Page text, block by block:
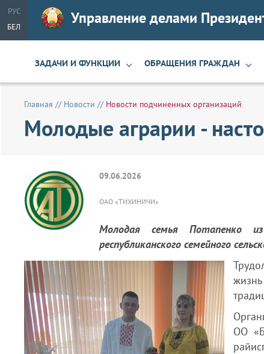
РУС
БЕЛ
Управление делами
ЗАДАЧИ И ФУНКЦИИ ОБРАЩЕНИЯ ГРАЖДАН
Главная // Новости // Новости подчиненных организаций
Молодые аграрии -
09.06.2026
ОАО «ТИХИНИЧИ»
Молодая семья Потапенко
республиканского семейного
ОО